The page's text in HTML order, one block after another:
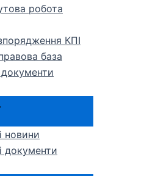
робота
КПІ
база
документи
новини
документи